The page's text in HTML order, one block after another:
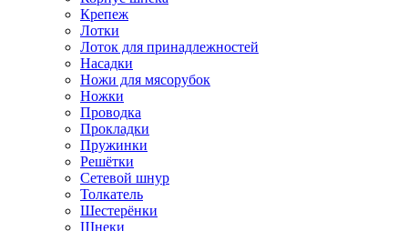
Крепеж
Лотки
Лоток для принадлежностей
Насадки
Ножи для мясорубок
Ножки
Проводка
Прокладки
Пружинки
Решётки
Сетевой шнур
Толкатель
Шестерёнки
Шнеки